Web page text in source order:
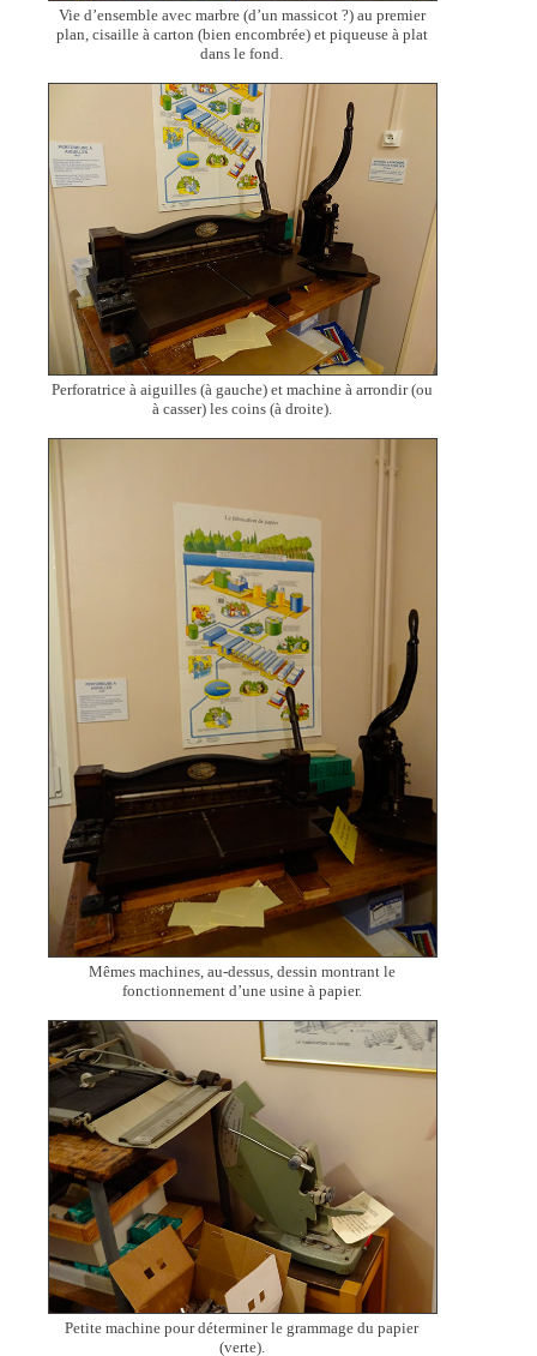
Vie d’ensemble avec marbre (d’un massicot ?) au premier
plan, cisaille à carton (bien encombrée) et piqueuse à plat
dans le fond.
Perforatrice à aiguilles (à gauche) et machine à arrondir (ou
à casser) les coins (à droite).
Mêmes machines, au-dessus, dessin montrant le
fonctionnement d’une usine à papier.
Petite machine pour déterminer le grammage du papier
(verte).